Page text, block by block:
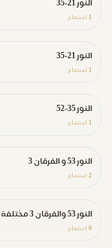
النور 21-35
1 استماع
النور 21-35
1 استماع
النور 35-52
1 استماع
النور 53 و الفرقان 3
2 استماع
النور 53 والفرقان 3 مختلفة
0 استماع